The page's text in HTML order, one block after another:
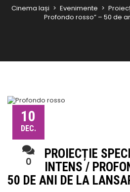
Cinema Iași > Evenimente >
Profondo rosso” – 50 de
10
DEC.
0
PROIECȚIE
INTENS /
50 DE ANI DE LA